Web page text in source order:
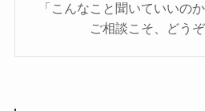
「こんなこと聞いていい
ご相談こそ、どうぞ